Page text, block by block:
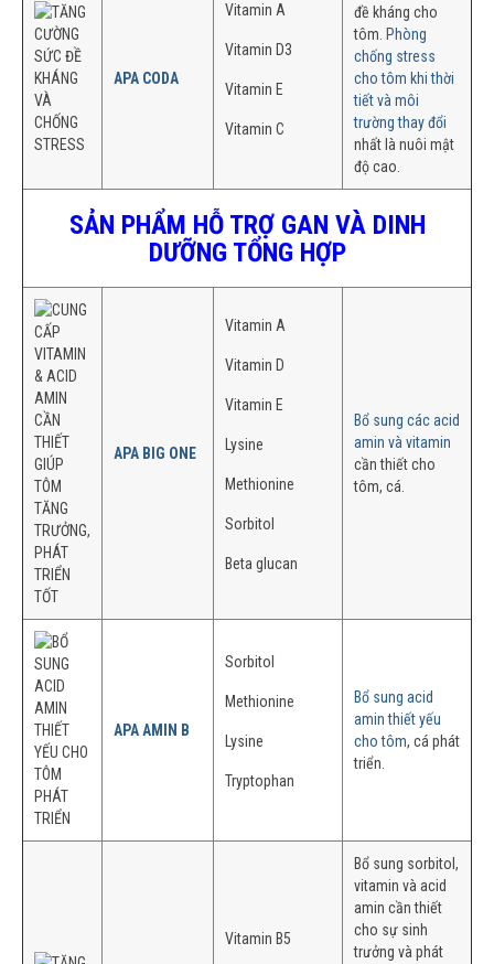
APA CODA
Vitamin A
Vitamin D3
Vitamin E
Vitamin C
đề kháng cho
tôm. Phòng
chống stress
cho tôm khi thời
tiết và môi
trường thay đổi
nhất là nuôi mật
độ cao.
SẢN PHẨM HỖ TRỢ GAN VÀ DINH
DƯỠNG TỔNG HỢP
APA BIG ONE
Vitamin A
Vitamin D
Vitamin E
Lysine
Methionine
Sorbitol
Beta glucan
Bổ sung các acid
amin và vitamin
cần thiết cho
tôm, cá.
APA AMIN B
Sorbitol
Methionine
Lysine
Tryptophan
Bổ sung acid
amin thiết yếu
cho tôm, cá phát
triển.
Vitamin B5
Bổ sung sorbitol,
vitamin và acid
amin cần thiết
cho sự sinh
trưởng và phát